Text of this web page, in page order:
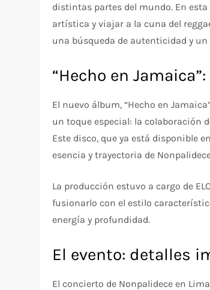
distintas partes del mundo. En
artística y viajar a la cuna del
una búsqueda de autenticidad y
“Hecho en
El nuevo álbum, “Hecho en
un toque especial: la colaboración
Este disco, que ya está disponible
esencia y trayectoria de
La producción estuvo a cargo de
fusionarlo con el estilo
energía y profundidad.
El evento: detalles
El concierto de Nonpalidece en